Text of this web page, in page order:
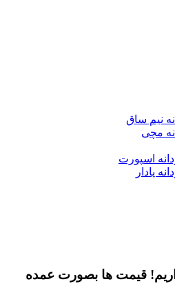
نیم ساق
مچی
اسپورت
پادار
قیمت ها بصورت عمده